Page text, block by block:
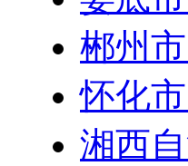
郴州
怀化
湘西